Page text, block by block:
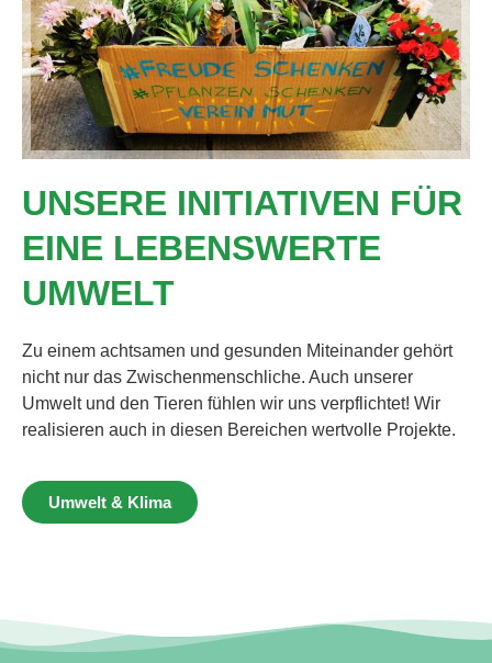
UNSERE INITIATIVEN FÜR
EINE LEBENSWERTE
UMWELT
Zu einem achtsamen und gesunden Miteinander gehört
nicht nur das Zwischenmenschliche. Auch unserer
Umwelt und den Tieren fühlen wir uns verpflichtet! Wir
realisieren auch in diesen Bereichen wertvolle Projekte.
Umwelt & Klima